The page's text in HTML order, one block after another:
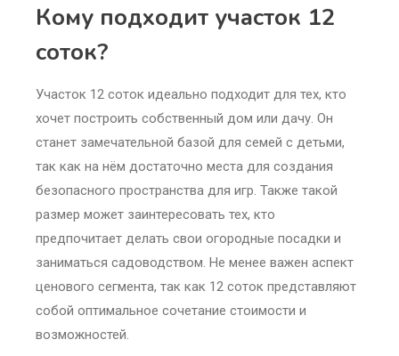
Кому подходит участок 12
соток?
Участок 12 соток идеально подходит для тех, кто
хочет построить собственный дом или дачу. Он
станет замечательной базой для семей с детьми,
так как на нём достаточно места для создания
безопасного пространства для игр. Также такой
размер может заинтересовать тех, кто
предпочитает делать свои огородные посадки и
заниматься садоводством. Не менее важен аспект
ценового сегмента, так как 12 соток представляют
собой оптимальное сочетание стоимости и
возможностей.